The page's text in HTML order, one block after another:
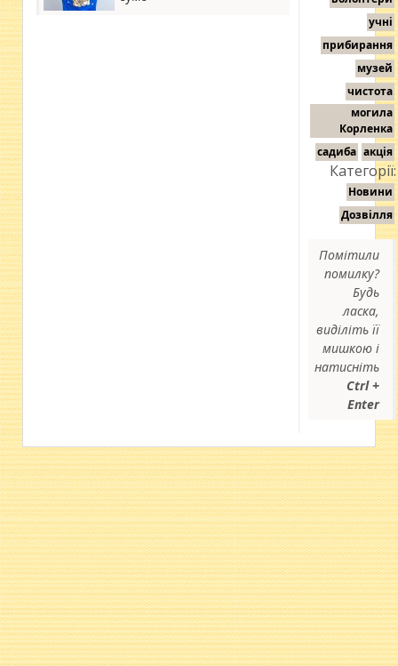
учні
прибирання
музей
чистота
могила
Корленка
садиба акція
Категорії:
Новини
Дозвілля
Помітили
помилку?
Будь
ласка,
виділіть її
мишкою і
натисніть
Ctrl +
Enter